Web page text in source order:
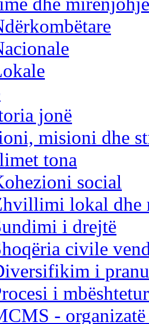
jonë
misioni dhe
tona
social
lokal dhe
i drejtë
civile
i
i
-